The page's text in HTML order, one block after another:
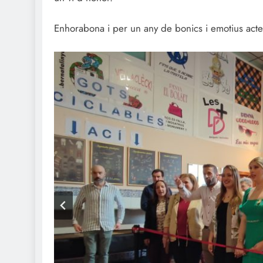
Enhorabona i per un any de bonics i emotius